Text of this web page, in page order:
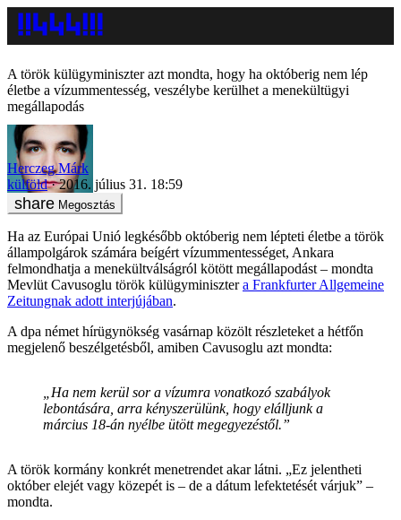
A török külügyminiszter azt mondta, hogy ha októberig nem lép
életbe a vízummentesség, veszélybe kerülhet a menekültügyi
megállapodás
Herczeg Márk
külföld
2016. július 31. 18:59
Megosztás
Ha az Európai Unió legkésőbb októberig nem lépteti életbe a török
állampolgárok számára beígért vízummentességet, Ankara
felmondhatja a menekültválságról kötött megállapodást – mondta
Mevlüt Cavusoglu török külügyminisztera Frankfurter Allgemeine
Zeitungnak adott interjújában.
A dpa német hírügynökség vasárnap közölt részleteket a hétfőn
megjelenő beszélgetésből, amiben Cavusoglu azt mondta:
„Ha nem kerül sor a vízumra vonatkozó szabályok
lebontására, arra kényszerülünk, hogy elálljunk a
március 18-án nyélbe ütött megegyezéstől.”
A török kormány konkrét menetrendet akar látni. „Ez jelentheti
október elejét vagy közepét is – de a dátum lefektetését várjuk” –
mondta.